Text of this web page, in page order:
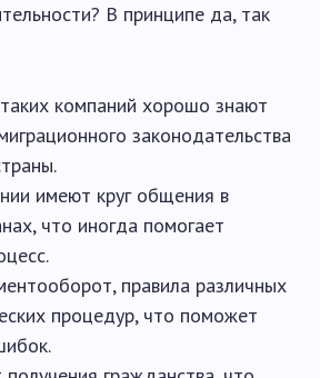
В принципе да, так
компаний хорошо знают
законодательства
имеют круг общения в
что иногда помогает
правила различных
процедур, что поможет